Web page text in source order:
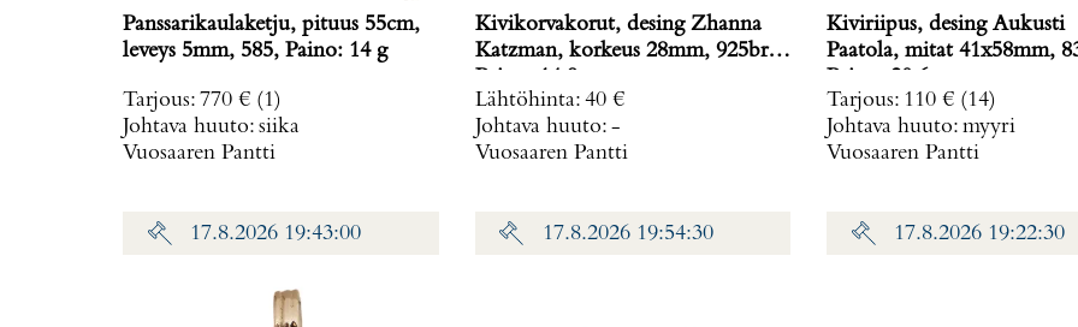
Panssarikaulaketju, pituus 55cm,
leveys 5mm, 585, Paino: 14 g
Tarjous: 770 € (1)
Johtava huuto: siika
Vuosaaren Pantti
Kivikorvakorut, desing Zhanna
Katzman, korkeus 28mm, 925br,
Lähtöhinta: 40 €
Johtava huuto: -
Vuosaaren Pantti
Kiviriipus, desing Aukusti
Paatola, mitat 41x58mm,
Tarjous: 110 € (14)
Johtava huuto: myyri
Vuosaaren Pantti
17.8.2026 19:43:00 17.8.2026 19:54:30 17.8.2026 19:22:30